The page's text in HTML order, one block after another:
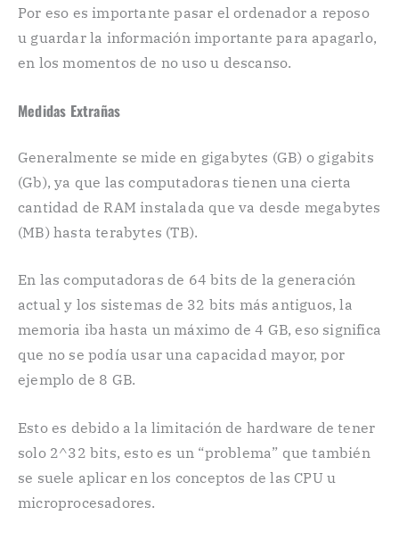
Por eso es importante pasar el ordenador a reposo
u guardar la información importante para apagarlo,
en los momentos de no uso u descanso.
Medidas Extrañas
Generalmente se mide en gigabytes (GB) o gigabits
(Gb), ya que las computadoras tienen una cierta
cantidad de RAM instalada que va desde megabytes
(MB) hasta terabytes (TB).
En las computadoras de 64 bits de la generación
actual y los sistemas de 32 bits más antiguos, la
memoria iba hasta un máximo de 4 GB, eso significa
que no se podía usar una capacidad mayor, por
ejemplo de 8 GB.
Esto es debido a la limitación de hardware de tener
solo 2^32 bits, esto es un “problema” que también
se suele aplicar en los conceptos de las CPU u
microprocesadores.